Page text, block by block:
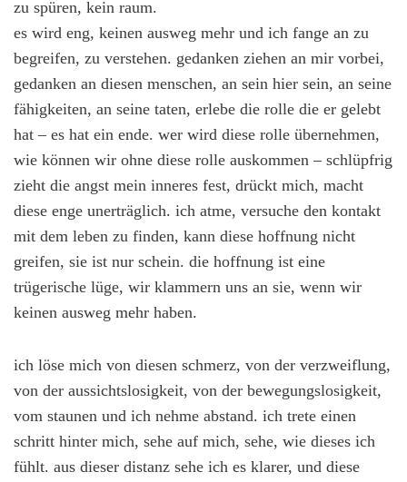
zu spüren, kein raum.
es wird eng, keinen ausweg mehr und ich fange an zu
begreifen, zu verstehen. gedanken ziehen an mir vorbei,
gedanken an diesen menschen, an sein hier sein, an seine
fähigkeiten, an seine taten, erlebe die rolle die er gelebt
hat – es hat ein ende. wer wird diese rolle übernehmen,
wie können wir ohne diese rolle auskommen – schlüpfrig
zieht die angst mein inneres fest, drückt mich, macht
diese enge unerträglich. ich atme, versuche den kontakt
mit dem leben zu finden, kann diese hoffnung nicht
greifen, sie ist nur schein. die hoffnung ist eine
trügerische lüge, wir klammern uns an sie, wenn wir
keinen ausweg mehr haben.
ich löse mich von diesen schmerz, von der verzweiflung,
von der aussichtslosigkeit, von der bewegungslosigkeit,
vom staunen und ich nehme abstand. ich trete einen
schritt hinter mich, sehe auf mich, sehe, wie dieses ich
fühlt. aus dieser distanz sehe ich es klarer, und diese